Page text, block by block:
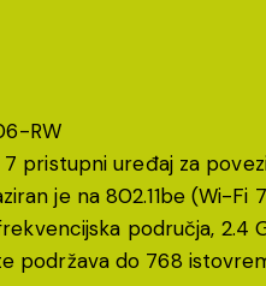
RW
pristupni uređaj za
je na 802.11be (Wi-Fi
područja, 2.4
podržava do 768